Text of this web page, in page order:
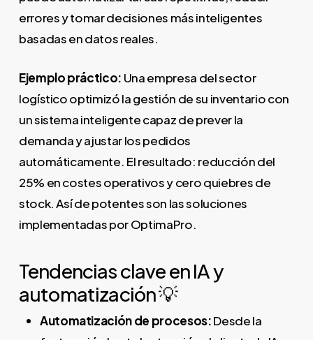
errores y tomar decisiones más inteligentes
basadas en datos reales.
Ejemplo práctico: Una empresa del sector
logístico optimizó la gestión de su inventario con
un sistema inteligente capaz de prever la
demanda y ajustar los pedidos
automáticamente. El resultado: reducción del
25% en costes operativos y cero quiebres de
stock. Así de potentes son las soluciones
implementadas por OptimaPro.
Tendencias clave en IA y
automatización 💡
Automatización de procesos:Desde la